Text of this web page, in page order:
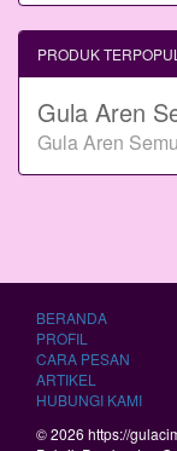
PRODUK
Gula Aren
Gula Aren
BERANDA
PROFIL
CARA PESAN
ARTIKEL
HUBUNGI KAMI
© 2026 https://